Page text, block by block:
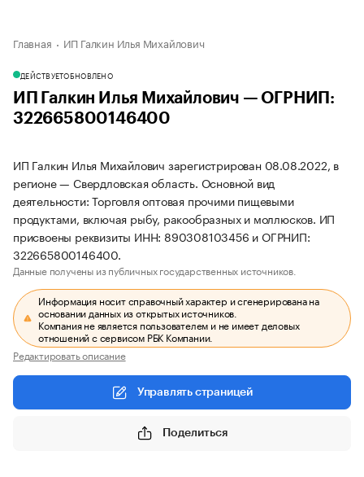
Главная ИП Галкин Илья Михайлович
ДЕЙСТВУЕТОБНОВЛЕНО
ИП Галкин Илья Михайлович — ОГРНИП:
322665800146400
ИП Галкин Илья Михайлович зарегистрирован 08.08.2022, в
регионе — Свердловская область. Основной вид
деятельности: Торговля оптовая прочими пищевыми
продуктами, включая рыбу, ракообразных и моллюсков. ИП
присвоены реквизиты ИНН: 890308103456 и ОГРНИП:
322665800146400.
Данные получены из публичных государственных источников.
Информация носит справочный характер и сгенерирована на
основании данных из открытых источников.
Компания не является пользователем и не имеет деловых
отношений с сервисом РБК Компании.
Редактировать описание
Управлять страницей
Поделиться